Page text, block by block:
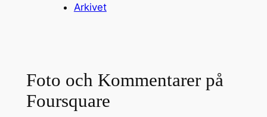
Arkivet
Foto och Kommentarer på
Foursquare